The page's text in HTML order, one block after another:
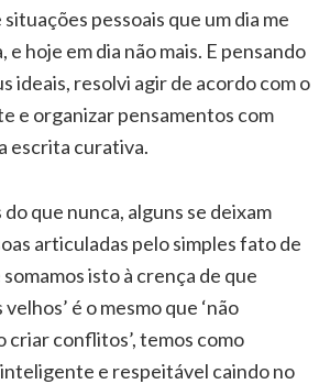
pessoais que um dia me
e hoje em dia não mais. E pensando
ideais, resolvi agir de acordo com o
e organizar pensamentos com
escrita curativa.
que nunca, alguns se deixam
articuladas pelo simples fato de
isto à crença de que
é o mesmo que ‘não
criar conflitos’, temos como
e respeitável caindo no